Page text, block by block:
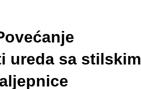
ureda sa stilskim